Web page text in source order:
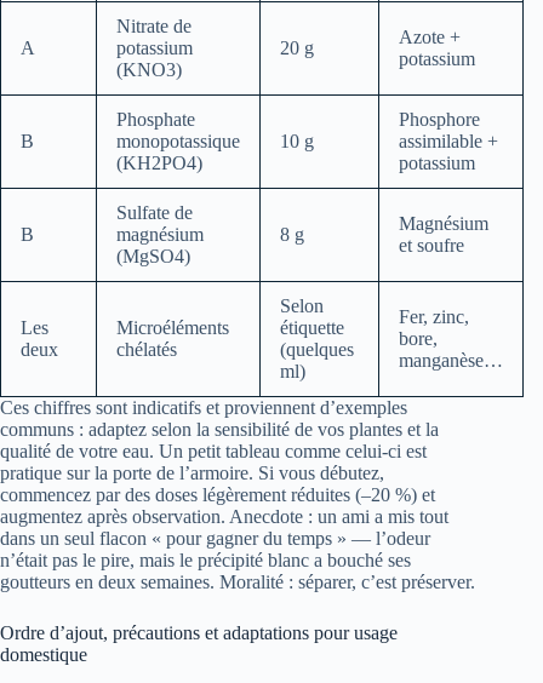
A
Nitrate de
potassium
(KNO3)
20 g
Azote +
potassium
B
Phosphate
monopotassique
(KH2PO4)
10 g
Phosphore
assimilable +
potassium
B
Sulfate de
magnésium
(MgSO4)
8 g
Magnésium
et soufre
Les
deux
Microéléments
chélatés
Selon
étiquette
(quelques
ml)
Fer, zinc,
bore,
manganèse…
Ces chiffres sont indicatifs et proviennent d’exemples
communs : adaptez selon la sensibilité de vos plantes et la
qualité de votre eau. Un petit tableau comme celui-ci est
pratique sur la porte de l’armoire. Si vous débutez,
commencez par des doses légèrement réduites (–20 %) et
augmentez après observation. Anecdote : un ami a mis tout
dans un seul flacon « pour gagner du temps » — l’odeur
n’était pas le pire, mais le précipité blanc a bouché ses
goutteurs en deux semaines. Moralité : séparer, c’est préserver.
Ordre d’ajout, précautions et adaptations pour usage
domestique